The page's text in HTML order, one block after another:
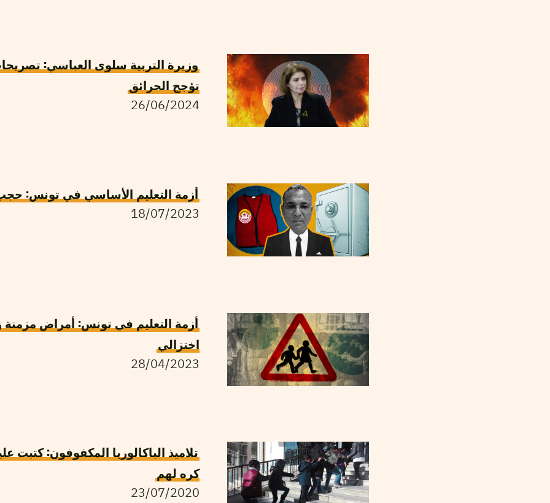
وزيرة التربية سلوى العباسي:
تؤجج الحرائق
26/06/2024
أزمة التعليم الأساسي في تونس:
18/07/2023
أزمة التعليم في تونس: أمراض
اختزالي
28/04/2023
تلاميذ الباكالوريا المكفوفون: كتبت
كره لهم
23/07/2020